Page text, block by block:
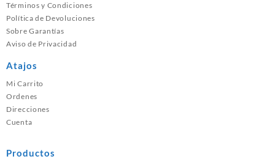
Términos y Condiciones
Política de Devoluciones
Sobre Garantías
Aviso de Privacidad
Atajos
Mi Carrito
Ordenes
Direcciones
Cuenta
Productos